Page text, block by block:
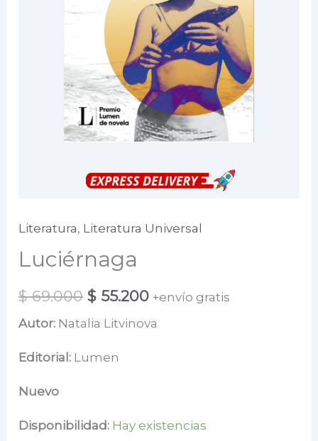
Literatura, Literatura Universal
Luciérnaga
$69.000 El
precio
$ 55.200El
precio
+envío gratis
Autor: Natalia Litvinova
Editorial: Lumen
Nuevo
Disponibilidad: Hay existencias